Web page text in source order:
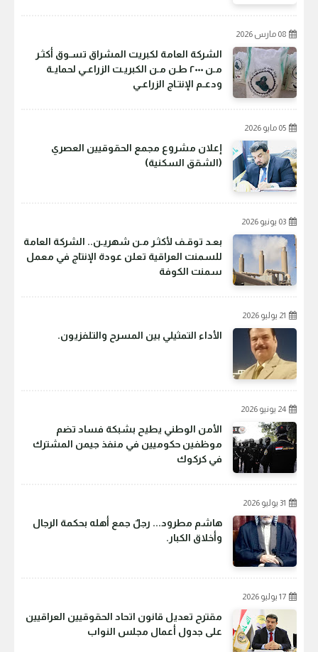
08 مارس 2026
الشركة العامة لكبريت المشراق تسـوق أكثـر
مـن ٢٠٠٠ طـن مـن الكبريـت الزراعـي لحمايـة
ودعـم الإنتـاج الزراعـي
05 مايو 2026
إعلان مشروع مجمع الحقوقيين العصري
(الشقق السكنية)
03 يونيو 2026
بعـد توقـف لأكثـر مـن شهريـن.. الشركة العامة
للسمنت العراقية تعلن عودة الإنتاج في معمل
سمنت الكوفة
21 يوليو 2026
الأداء التمثيلي بين المسرح والتلفزيون.
24 يونيو 2026
الأمن الوطني يطيح بشبكة فساد تضم
موظفين حكوميين في منفذ جيمن المشترك
في كركوك
31 يوليو 2026
هاشم مطرود... رجلٌ جمع أهله بحكمة الرجال
وأخلاق الكبار.
17 يوليو 2026
مقترح تعديل قانون اتحاد الحقوقيين العراقيين
على جدول أعمال مجلس النواب